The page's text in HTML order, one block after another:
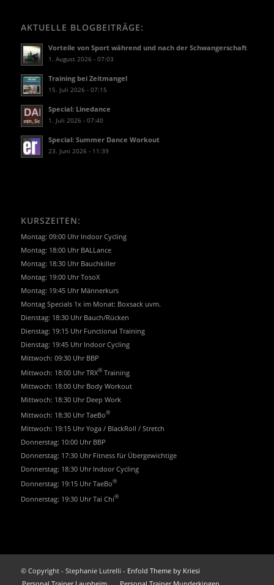
AKTUELLE BLOGBEITRÄGE:
Vorteile von Sport während und nach der Schwangerschaft
1. August 2026 - 07:03
Training bei Zeitmangel
15. Juli 2026 - 07:15
Special: Linedance
1. Juli 2026 - 07:40
Special: Summer Dance Workout
23. Juni 2026 - 11:39
KURSZEITEN:
Montag: 09:00 Uhr Indoor Cycling
Montag: 18:00 Uhr BALLance
Montag: 18:30 Uhr Bauchkiller
Montag: 19:00 Uhr TosoX
Montag: 19:45 Uhr Männerkurs
Montag Specials 1x im Monat: Boxsack uvm.
Dienstag: 18:30 Uhr Bauch/Rücken
Dienstag: 19:15 Uhr Functional Training
Dienstag: 19:45 Uhr Indoor Cycling
Mittwoch: 09:30 Uhr BBP
Mittwoch: 18:00 Uhr TRX®Training
Mittwoch: 18:00 Uhr Body Workout
Mittwoch: 18:30 Uhr Deep Work
Mittwoch: 18:30 Uhr TaeBo®
Mittwoch: 19:15 Uhr Yoga / BlackRoll / Stretch
Donnerstag: 10:00 Uhr BBP
Donnerstag: 17:30 Uhr Fitness für Übergewichtige
Donnerstag: 18:30 Uhr Indoor Cycling
Donnerstag: 19:15 Uhr TaeBo®
Donnerstag: 19:30 Uhr Tai Chi®
© Copyright - Stephanie Lutrelli - Enfold Theme by Kriesi